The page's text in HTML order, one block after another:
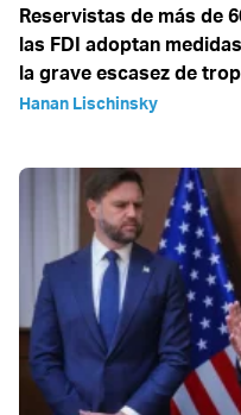
Reservistas de más de
las FDI adoptan
la grave escasez de
Hanan Lischinsky